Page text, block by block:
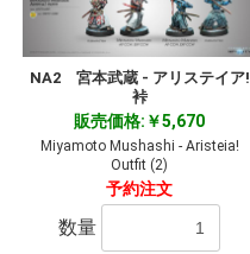
NA2 宮本武蔵 - アリステイア!
裃
販売価格:￥5,670
Miyamoto Mushashi - Aristeia!
Outfit (2)
予約注文
数量